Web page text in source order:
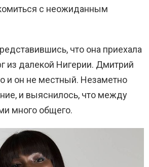
с неожиданным
что она приехала
из далекой Нигерии. Дмитрий
и он не местный. Незаметно
и выяснилось, что между
много общего.